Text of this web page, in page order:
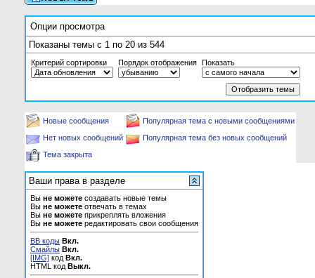
Опции просмотра
Показаны темы с 1 по 20 из 544
Критерий сортировки Порядок отображения Показать
Новые сообщения
Популярная тема с новыми сообщениями
Нет новых сообщений
Популярная тема без новых сообщений
Тема закрыта
Ваши права в разделе
Вы не можете создавать новые темы
Вы не можете отвечать в темах
Вы не можете прикреплять вложения
Вы не можете редактировать свои сообщения
BB коды Вкл.
Смайлы Вкл.
[IMG] код Вкл.
HTML код Выкл.